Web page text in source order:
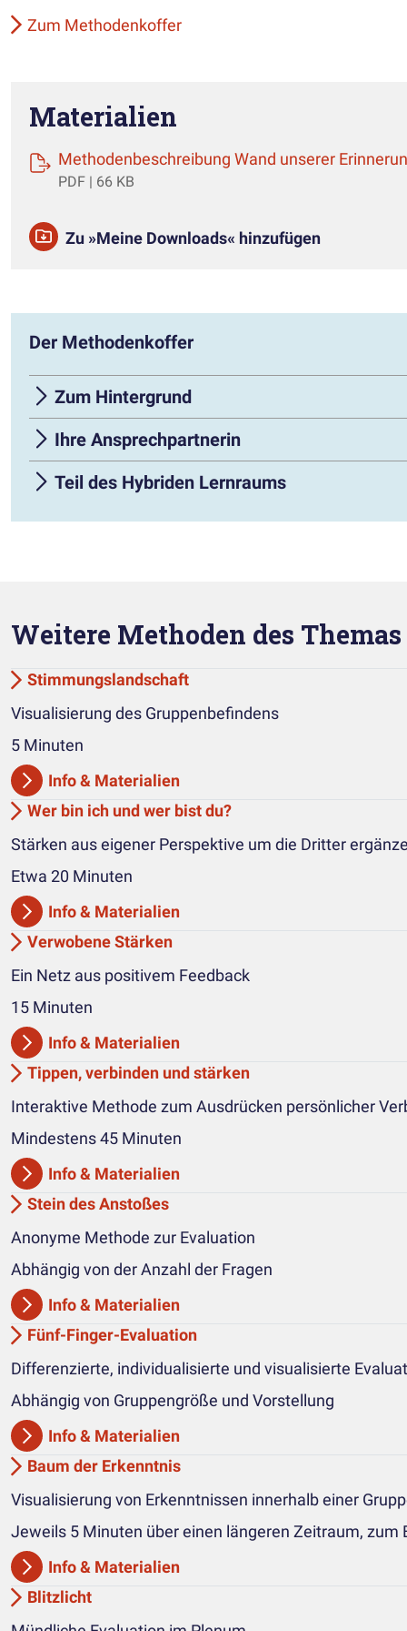
Zum Methodenkoffer
Materialien
Methodenbeschreibung Wand unserer
PDF | 66 KB
Zu »Meine Downloads« hinzufügen
Der Methodenkoffer
Zum Hintergrund
Ihre Ansprechpartnerin
Teil des Hybriden Lernraums
Weitere Methoden des
Stimmungslandschaft
Visualisierung des Gruppenbefindens
5 Minuten
Info & Materialien
Wer bin ich und wer bist du?
Stärken aus eigener Perspektive um die Dritter
Etwa 20 Minuten
Info & Materialien
Verwobene Stärken
Ein Netz aus positivem Feedback
15 Minuten
Info & Materialien
Tippen, verbinden und stärken
Interaktive Methode zum Ausdrücken persönlicher
Mindestens 45 Minuten
Info & Materialien
Stein des Anstoßes
Anonyme Methode zur Evaluation
Abhängig von der Anzahl der Fragen
Info & Materialien
Fünf-Finger-Evaluation
Differenzierte, individualisierte und visualisierte
Abhängig von Gruppengröße und Vorstellung
Info & Materialien
Baum der Erkenntnis
Visualisierung von Erkenntnissen innerhalb einer
Jeweils 5 Minuten über einen längeren Zeitraum, zum
Info & Materialien
Blitzlicht